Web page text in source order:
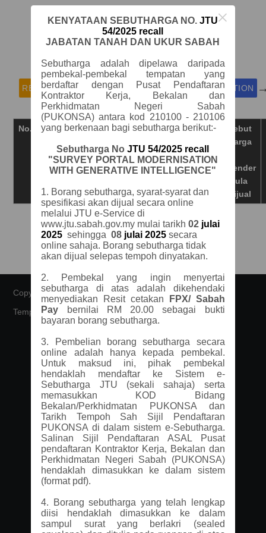
Sebut Harga / Tender Listing
README FIRST PERSONAL ACCOUNT REGISTRATION
No. Pautan
Muat
Siri
Tajuk
Harga
Syarat
Kelayakan
(Kod
Pukonsa)
Sebut
Harga
Tender
Mula
Dijual
×
KENYATAAN SEBUTHARGA NO.JTU
54/2025 recall
JABATAN TANAH DAN UKUR SABAH
Sebutharga adalah dipelawa daripada
pembekal-pembekal tempatan yang
berdaftar dengan Pusat Pendaftaran
Kontraktor Kerja, Bekalan dan
Perkhidmatan Negeri Sabah
(PUKONSA) antara kod 210100 - 210106
yang berkenaan bagi sebutharga berikut:-
Sebutharga NoJTU 54/2025 recall
"SURVEY PORTAL MODERNISATION
WITH GENERATIVE INTELLIGENCE"
1. Borang sebutharga, syarat-syarat dan
spesifikasi akan dijual secara online
melalui JTU e-Service di
www.jtu.sabah.gov.my mulai tarikh02 julai
2025 sehingga08 julai 2025 secara
online sahaja. Borang sebutharga tidak
akan dijual selepas tempoh dinyatakan.
2. Pembekal yang ingin menyertai
sebutharga di atas adalah dikehendaki
menyediakan Resit cetakan
FPX/ Sabah
Pay bernilai RM 20.00 sebagai bukti
bayaran borang sebutharga.
3. Pembelian borang sebutharga secara
online adalah hanya kepada pembekal.
Untuk maksud ini, pihak pembekal
hendaklah mendaftar ke Sistem e-
Sebutharga JTU (sekali sahaja) serta
memasukkan KOD Bidang
Bekalan/Perkhidmatan PUKONSA dan
Tarikh Tempoh Sah Sijil Pendaftaran
PUKONSA di dalam sistem e-Sebutharga.
Salinan Sijil Pendaftaran ASAL Pusat
pendaftaran Kontraktor Kerja, Bekalan dan
Perkhidmatan Negeri Sabah (PUKONSA)
hendaklah dimasukkan ke dalam sistem
(format pdf).
4.
Borang sebutharga yang telah lengkap
diisi hendaklah dimasukkan ke dalam
sampul surat yang berlakri (sealed
Copyright © 2026 - All Rights Reserved - Domain Name
Template by
OS Templates